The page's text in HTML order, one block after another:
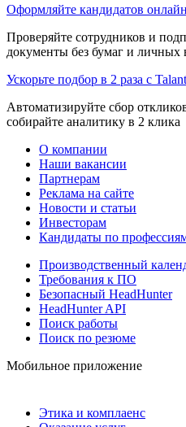
Оформляйте кандидатов онлайн
Проверяйте сотрудников и
документы без бумаг и личных
Ускорьте подбор в 2 раза с
Автоматизируйте сбор
собирайте аналитику в 2 клика
О компании
Наши вакансии
Партнерам
Реклама на сайте
Новости и статьи
Инвесторам
Кандидаты по
Производственный
Требования к ПО
Безопасный HeadHunter
HeadHunter API
Поиск работы
Поиск по резюме
Мобильное приложение
Этика и комплаенс